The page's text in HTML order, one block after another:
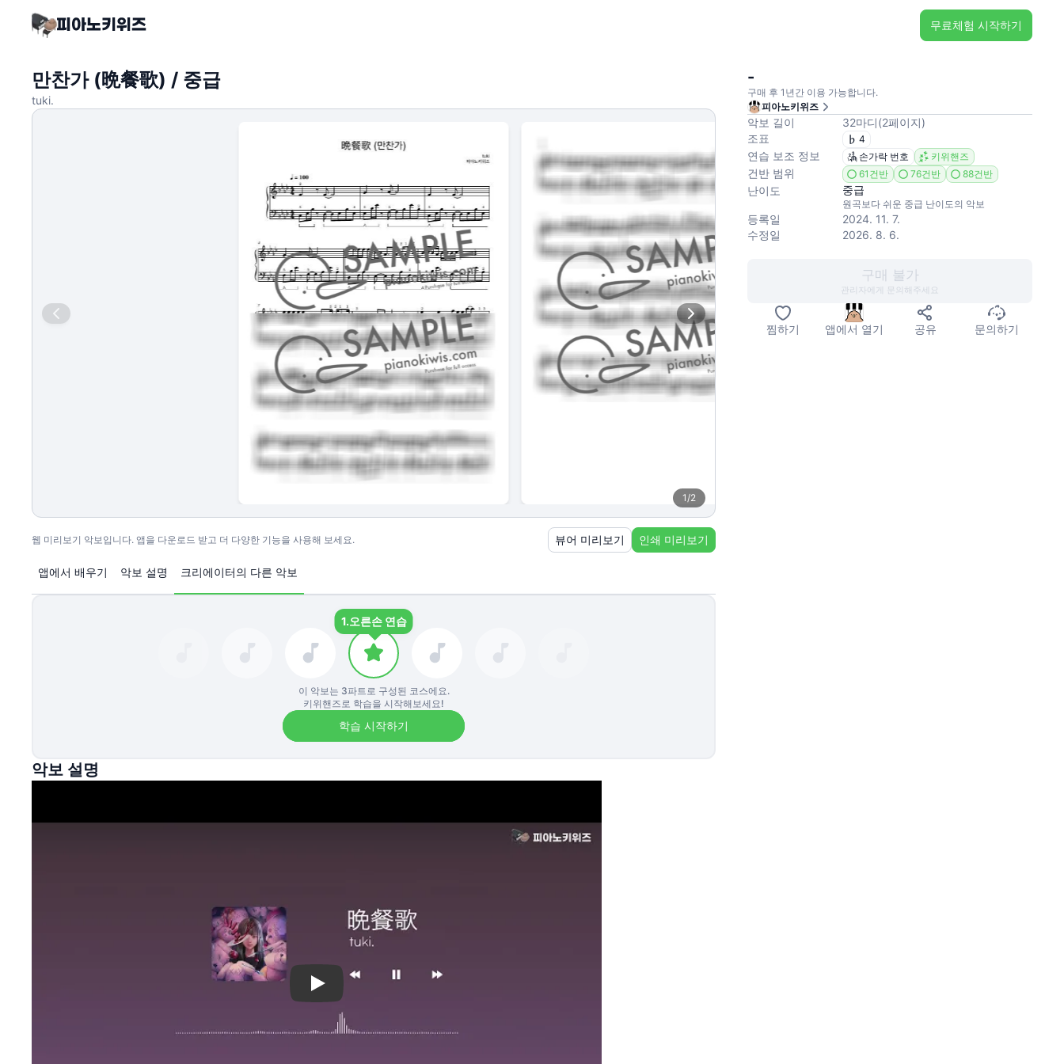
무료체험 시작하기
만찬가 (晩餐歌) / 중급
tuki.
1/2
웹 미리보기 악보입니다. 앱을 다운로드 받고 더 다양한 기능을 사용해 보세요. 뷰어 미리보기 인쇄 미리보기
앱에서 배우기 악보 설명 크리에이터의 다른 악보
1.오른손 연습
이 악보는 3파트로 구성된 코스에요.
키위핸즈로 학습을 시작해보세요!
학습 시작하기
악보 설명
Play
-
구매 후 1년간 이용 가능합니다.
피아노키위즈
악보 길이 32마디(2페이지)
조표
4
연습 보조 정보 손가락 번호 키위핸즈
건반 범위 61건반 76건반 88건반
난이도 중급
원곡보다 쉬운 중급 난이도의 악보
등록일
2024. 11. 7.
수정일
2026. 8. 6.
구매 불가
관리자에게 문의해주세요
찜하기 앱에서 열기 공유 문의하기